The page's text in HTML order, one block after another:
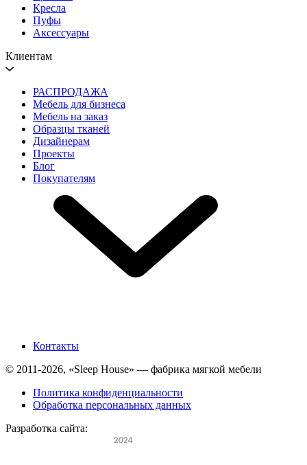
Кресла
Пуфы
Аксессуары
Клиентам
РАСПРОДАЖА
Мебель для бизнеса
Мебель на заказ
Образцы тканей
Дизайнерам
Проекты
Блог
Покупателям
Контакты
© 2011-2026, «Sleep House» — фабрика мягкой мебели
Политика конфиденциальности
Обработка персональных данных
Разработка сайта: